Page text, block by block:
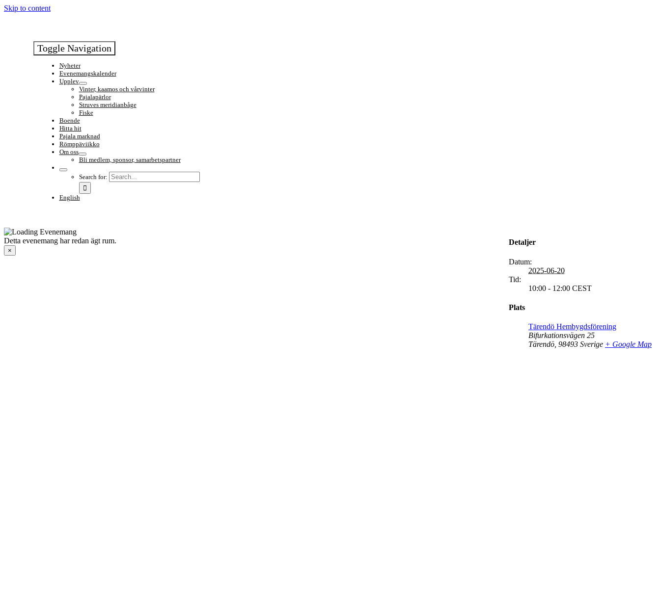
Skip to content
Toggle Navigation
Nyheter
Evenemangskalender
Upplev
Vinter, kaamos och vårvinter
Pajalapärlor
Struves meridianbåge
Fiske
Boende
Hitta hit
Pajala marknad
Römppäviikko
Om oss
Bli medlem, sponsor, samarbetspartner
Search for:
English
Detta evenemang har redan ägt rum.
×
Detaljer
Datum:
2025-06-20
Tid:
10:00 - 12:00 CEST
Plats
Tärendö Hembygdsförening
Bifurkationsvägen 25
Tärendö 98493 Sverige + Google Map